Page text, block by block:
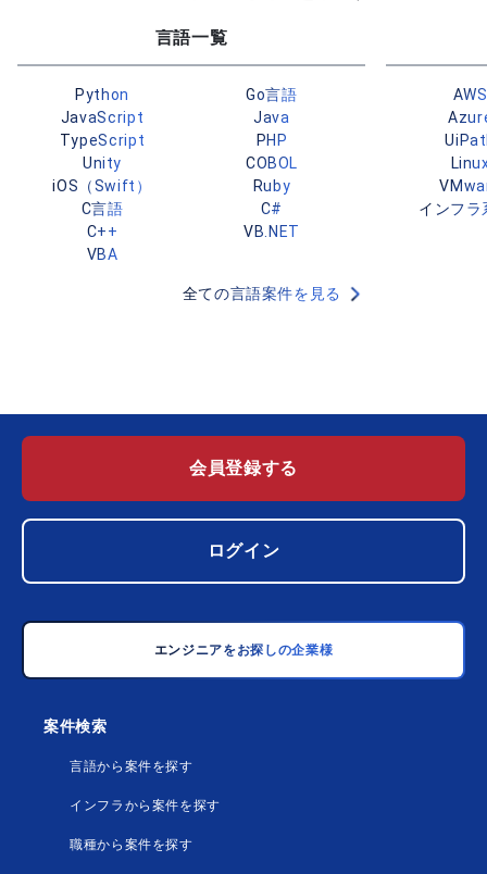
言語一覧
Python
Go言語
JavaScript
Java
TypeScript
PHP
Unity
COBOL
iOS（Swift）
Ruby
C言語
C#
C++
VB.NET
VBA
全ての言語案件を見る
AWS
インフラ
会員登録する
ログイン
エンジニアをお探しの企業様
案件検索
言語から案件を探す
インフラから案件を探す
職種から案件を探す